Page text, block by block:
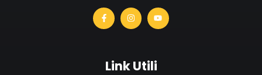
Link Utili